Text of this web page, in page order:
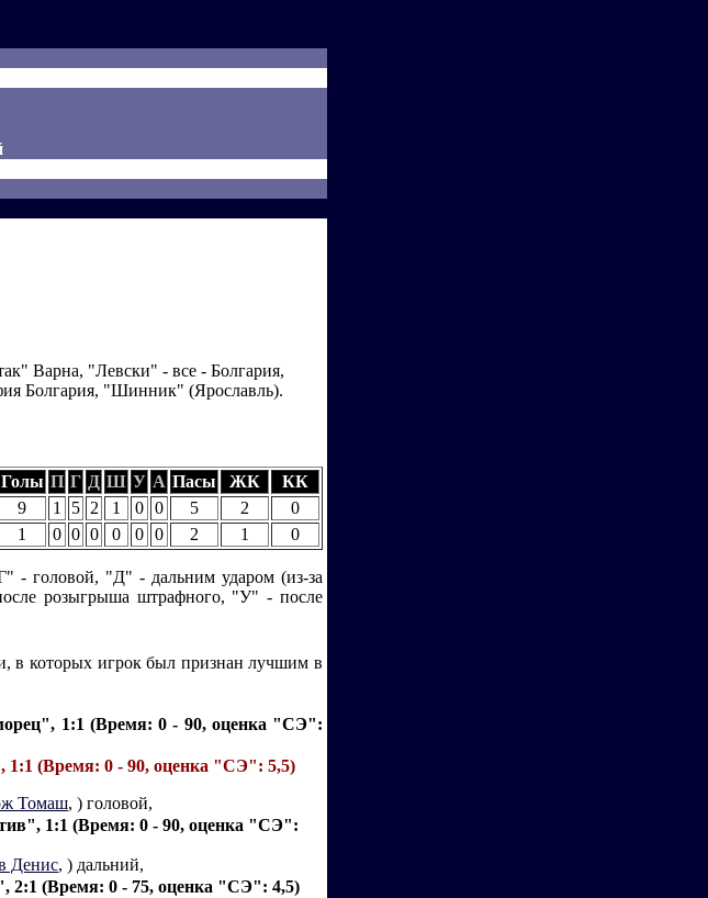
Варна, "Левски" - все - Болгария,
Болгария, "Шинник" (Ярославль).
Голы П Г Д Ш У А Пасы ЖК
КК
9 1 5 2 1 0 0 5 2
0
1 0 0 0 0 0 0 2 1 0
- головой, "Д" - дальним ударом (из-за
розыгрыша штрафного, "У" - после
в которых игрок был признан лучшим в
1:1 (Время: 0 - 90, оценка "СЭ":
(Время: 0 - 90, оценка "СЭ": 5,5)
Томаш, ) головой,
1:1 (Время: 0 - 90, оценка "СЭ":
Денис, ) дальний,
(Время: 0 - 75, оценка "СЭ": 4,5)